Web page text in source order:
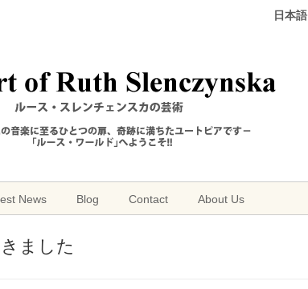
日本語
News Blog Contact About Us
ました